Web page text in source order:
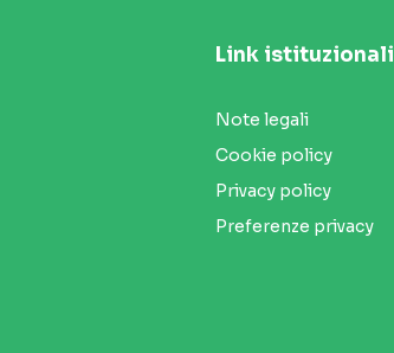
Link istituzionali
Note legali
Cookie policy
Privacy policy
Preferenze privacy